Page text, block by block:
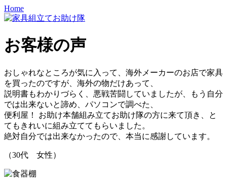
Home
お客様の声
おしゃれなところが気に入って、海外メーカーのお店で家具
を買ったのですが、海外の物だけあって、
説明書もわかりづらく、悪戦苦闘していましたが、もう自分
では出来ないと諦め、パソコンで調べた、
便利屋！ お助け本舗組み立てお助け隊の方に来て頂き、と
てもきれいに組み立ててもらいました。
絶対自分では出来なかったので、本当に感謝しています。
（30代 女性）